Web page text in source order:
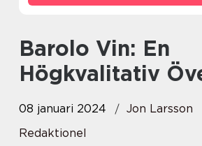
Barolo Vin: En
Högkvalitativ
08 januari 2024
Jon Larsson
Redaktionel